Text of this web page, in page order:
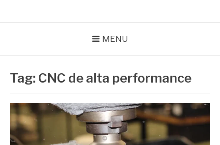
MENU
Tag: CNC de alta performance